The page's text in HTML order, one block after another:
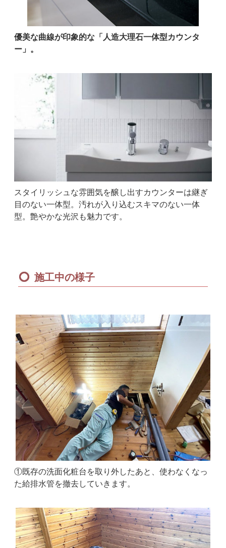
優美な曲線が印象的な「人造大理石一体型カウンタ
ー」。
スタイリッシュな雰囲気を醸し出すカウンターは継ぎ
目のない一体型。汚れが入り込むスキマのない一体
型。艶やかな光沢も魅力です。
施工中の様子
①既存の洗面化粧台を取り外したあと、使わなくなっ
た給排水管を撤去していきます。